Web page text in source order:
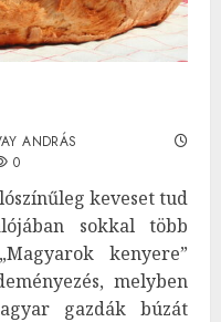
ANDRÁS
0
keveset tud
sokkal több
kenyere”
melyben
gazdák búzát